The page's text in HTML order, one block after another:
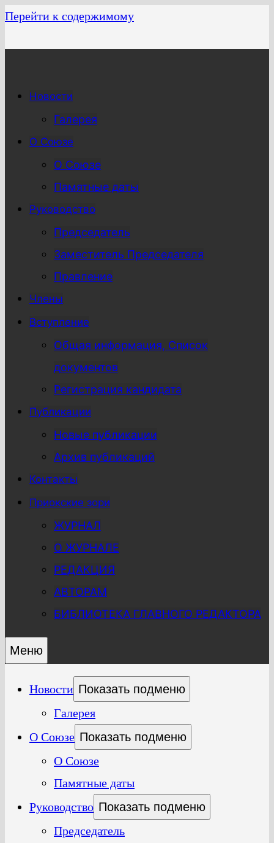
Перейти к содержимому
Новости
Галерея
О Союзе
О Союзе
Памятные даты
Руководство
Председатель
Заместитель Председателя
Правление
Члены
Вступление
Общая информация, Список
документов
Регистрация кандидата
Публикации
Новые публикации
Архив публикаций
Контакты
Приокские зори
ЖУРНАЛ
О ЖУРНАЛЕ
РЕДАКЦИЯ
АВТОРАМ
БИБЛИОТЕКА ГЛАВНОГО РЕДАКТОРА
Меню
Новости Показать подменю
Галерея
О Союзе Показать подменю
О Союзе
Памятные даты
Руководство Показать подменю
Председатель